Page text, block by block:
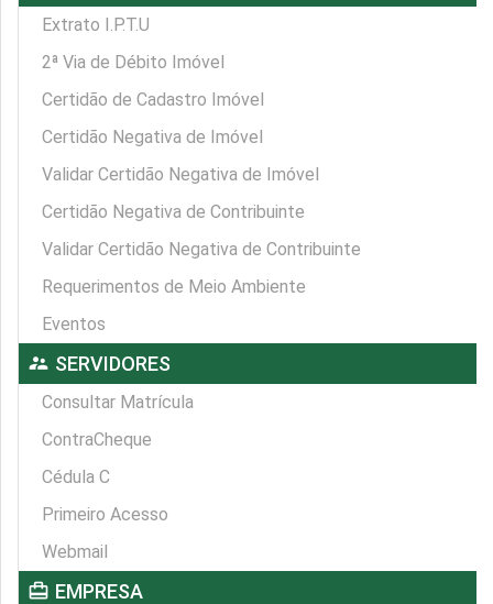
Extrato I.P.T.U
2ª Via de Débito Imóvel
Certidão de Cadastro Imóvel
Certidão Negativa de Imóvel
Validar Certidão Negativa de Imóvel
Certidão Negativa de Contribuinte
Validar Certidão Negativa de Contribuinte
Requerimentos de Meio Ambiente
Eventos
supervisor_account SERVIDORES
Consultar Matrícula
ContraCheque
Cédula C
Primeiro Acesso
Webmail
card_travel EMPRESA